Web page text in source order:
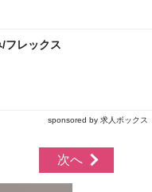
/フレックス
sponsored by 求人ボックス
次へ